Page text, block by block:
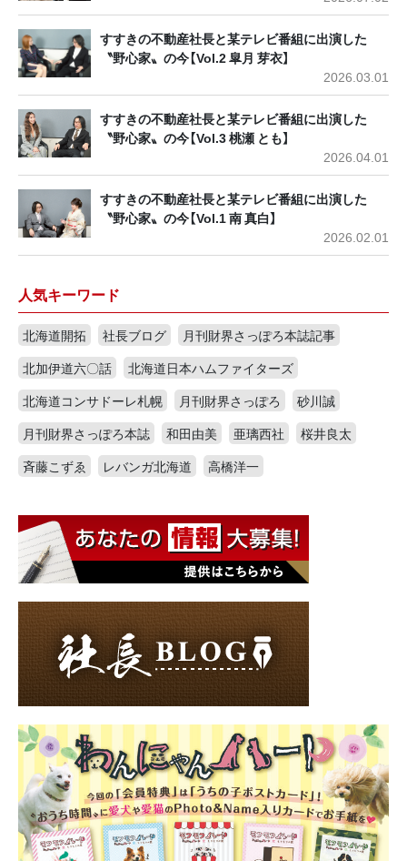
すすきの不動産社長と某テレビ番組に出演した
〝野心家〟の今【Vol.2 皐月 芽衣】
2026.03.01
すすきの不動産社長と某テレビ番組に出演した
〝野心家〟の今【Vol.3 桃瀬 とも】
2026.04.01
すすきの不動産社長と某テレビ番組に出演した
〝野心家〟の今【Vol.1 南 真白】
2026.02.01
人気キーワード
北海道開拓 社長ブログ
月刊財界さっぽろ本誌記事
北加伊道六〇話
北海道日本ハムファイターズ
北海道コンサドーレ札幌
月刊財界さっぽろ
砂川誠
月刊財界さっぽろ本誌
和田由美 亜璃西社
桜井良太
斉藤こずゑ
レバンガ北海道 高橋洋一